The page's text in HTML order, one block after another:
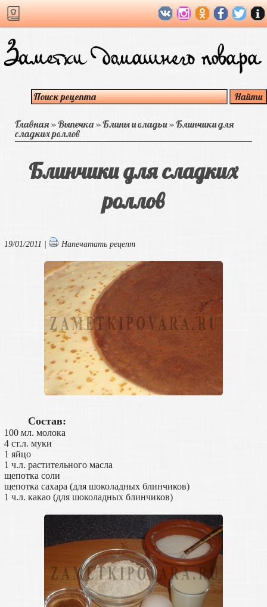
Главная»Выпечка»Блины и оладьи»Блинчики для
сладких роллов
Блинчики для сладких
роллов
19/01/2011 | Напечатать рецепт
Состав:
100 мл. молока
4 ст.л. муки
1 яйцо
1 ч.л. растительного масла
щепотка соли
щепотка сахара (для шоколадных блинчиков)
1 ч.л. какао (для шоколадных блинчиков)